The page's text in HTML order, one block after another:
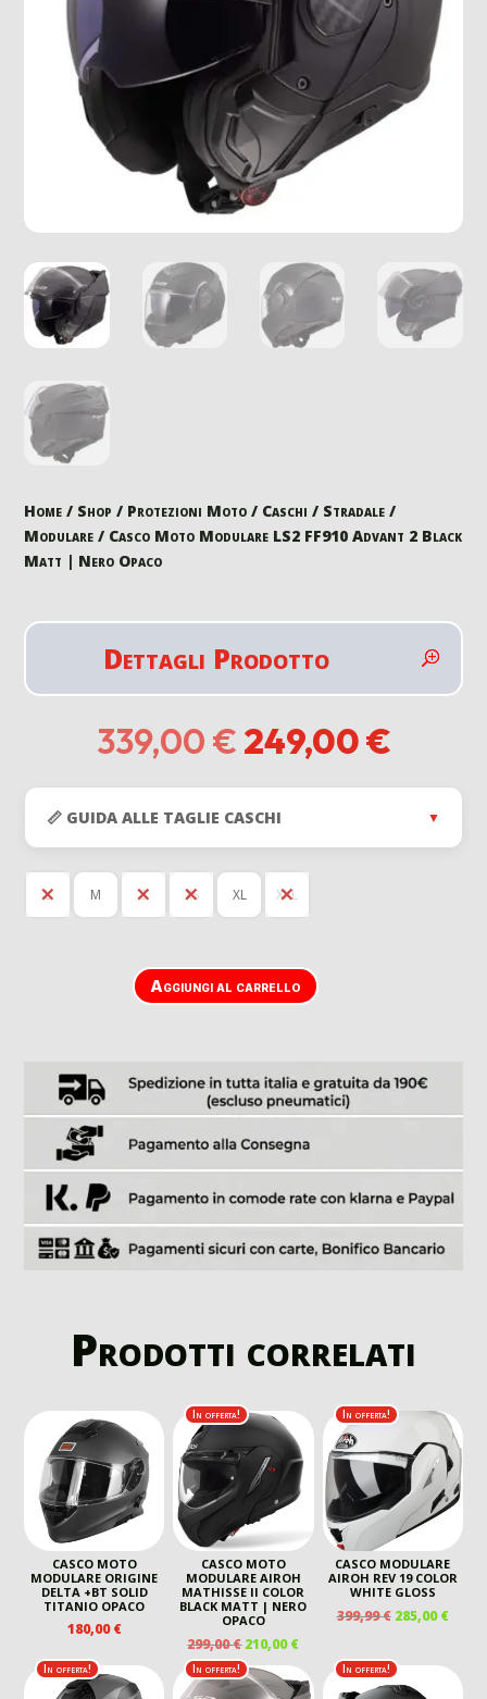
Home / Shop / Protezioni Moto / Caschi / Stradale /
Modulare / Casco Moto Modulare LS2 FF910 Advant 2 Black
Matt | Nero Opaco
Dettagli Prodotto
339,00 € Il
prezzo
originale
era:
339,00 €.
249,00€Il
📏 GUIDA ALLE TAGLIE CASCHI ▼
L M S XS XL XXL
Aggiungi al carrello
Prodotti correlati
CASCO MOTO
MODULARE ORIGINE
DELTA +BT SOLID
TITANIO OPACO
180,00€
In offerta!
CASCO MOTO
MODULARE AIROH
MATHISSE II COLOR
BLACK MATT | NERO
OPACO
299,00€ IL
PREZZO
ORIGINALE
210,00€IL
PREZZO
ATTUALE
In offerta!
CASCO MODULARE
AIROH REV 19 COLOR
WHITE GLOSS
399,99€ IL
ERA:
399,99 €.
285,00€IL
È:
In offerta! In offerta! In offerta!